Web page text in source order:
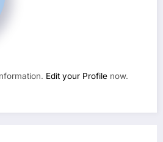
Edit your Profile now.